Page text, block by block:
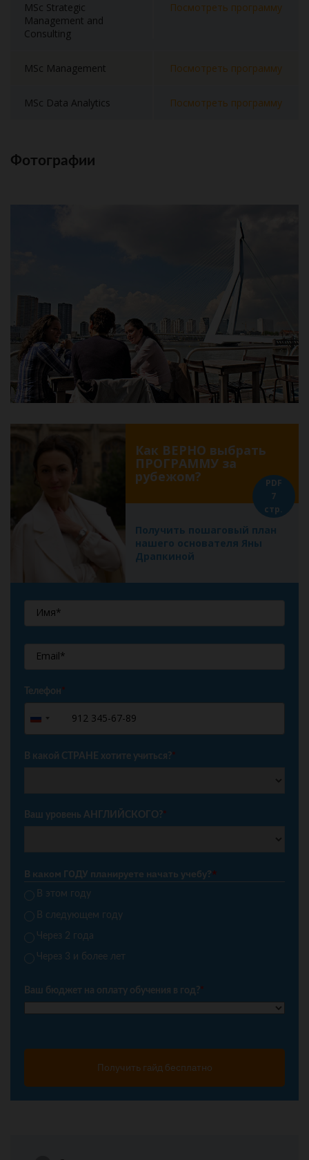
MSc Strategic
Management and
Consulting
Посмотреть программу
MSc Management Посмотреть программу
MSc Data Analytics Посмотреть программу
Фотографии
Как ВЕРНО выбрать
ПРОГРАММУ за
рубежом?
Получить пошаговый план
нашего основателя Яны
Драпкиной
PDF
7
стр.
Телефон*
Russia
+7
В какой СТРАНЕ хотите учиться?*
Ваш уровень АНГЛИЙСКОГО?*
В каком ГОДУ планируете начать учебу?*
В этом году
В следующем году
Через 2 года
Через 3 и более лет
Ваш бюджет на оплату обучения в год?*
Получить гайд бесплатно